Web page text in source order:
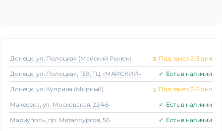
Донецк, ул. Полоцкая (Майский Рынок) ⧖ Под заказ 2-3 дня
Донецк, ул. Полоцкая, 13В, ТЦ «МАЙСКИЙ» ✓ Есть в наличии
Донецк, ул. Куприна (Мирный) ⧖ Под заказ 2-3 дня
Макеeвка, ул. Московская, 22/46 ✓ Есть в наличии
Мариуполь, пр. Металлургов, 56 ✓ Есть в наличии